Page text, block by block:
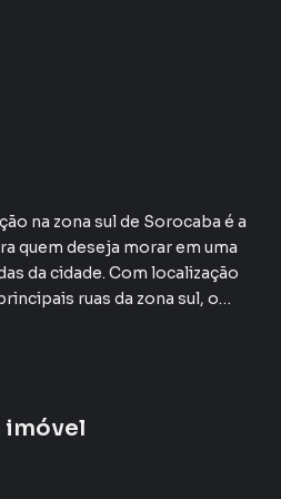
na zona sul de Sorocaba é a
quem deseja morar em uma
da cidade. Com localização
ruas da zona sul, o
médicos,
de 316 m² e área construída de
São 2 dormitórios, sendo 1
imóvel